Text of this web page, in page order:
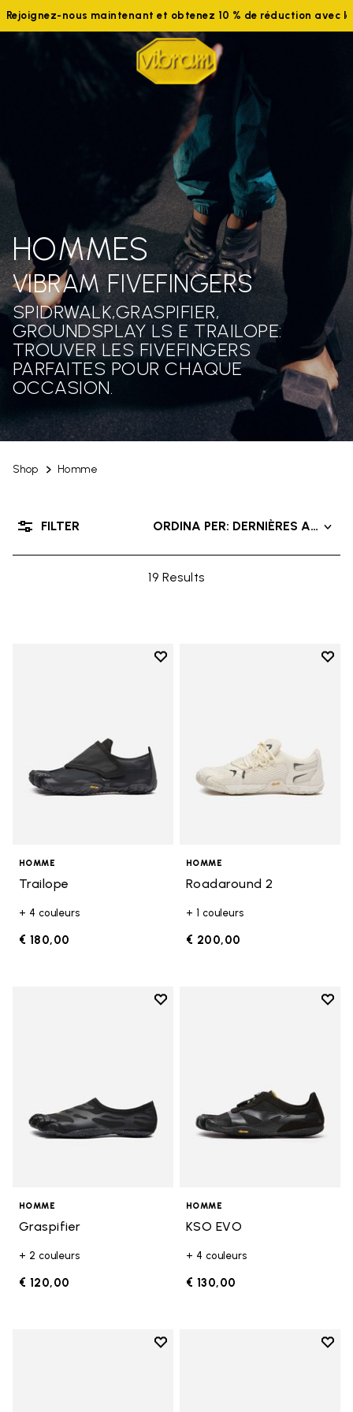
Rejoignez-nous maintenant et obtenez 10 % de réduction avec le
Shop Homme
HOMMES
VIBRAM FIVEFINGERS
SPIDRWALK,GRASPIFIER,
GROUNDSPLAY LS E TRAILOPE:
TROUVER LES FIVEFINGERS
PARFAITES POUR CHAQUE
OCCASION.
19 Results
ORDINA PER: DERNIÈRES
FILTER
Add to wishlist
HOMME
Trailope
+ 4 couleurs
€ 180,00
Add
HOMME
Roadaround 2
+ 1 couleurs
€ 200,00
Add to wishlist
HOMME
Graspifier
+ 2 couleurs
€ 120,00
Add
HOMME
KSO EVO
+ 4 couleurs
€ 130,00
Add to wishlist
Add